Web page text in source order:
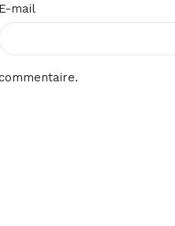
E-mail